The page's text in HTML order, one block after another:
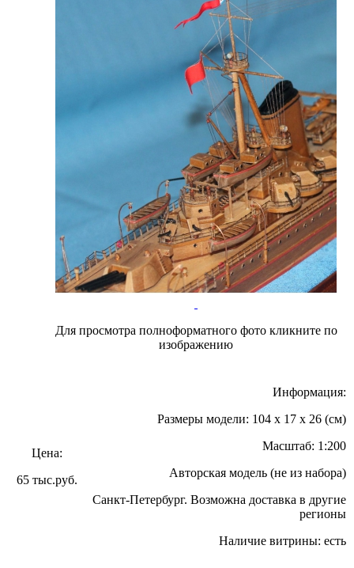
Для просмотра полноформатного фото кликните по
изображению
Цена:
65 тыс.руб.
Информация:
Размеры модели: 104 x 17 x 26 (см)
Масштаб: 1:200
Авторская модель (не из набора)
Санкт-Петербург. Возможна доставка в другие
регионы
Наличие витрины: есть